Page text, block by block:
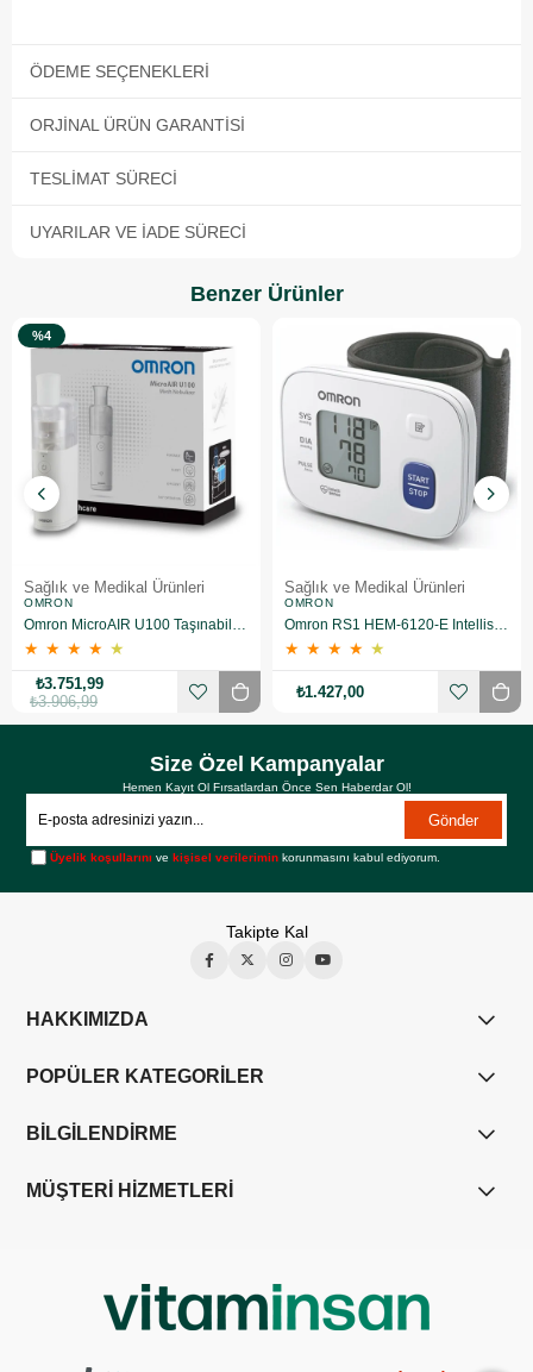
ÖDEME SEÇENEKLERI
ORJINAL ÜRÜN GARANTISI
TESLIMAT SÜRECI
UYARILAR VE İADE SÜRECI
Benzer Ürünler
Sağlık ve Medikal Ürünleri
OMRON
Omron MicroAIR U100 Taşınabilir Nebulizatör
★ ★ ★ ★ ★
%4
₺3.751,99
₺3.906,99
Sağlık ve Medikal Ürünleri
OMRON
Omron RS1 HEM-6120-E Intellisense Bilekten Dijital Tansiyon Aleti
★ ★ ★ ★ ★
₺1.427,00
Size Özel Kampanyalar
Hemen Kayıt Ol Fırsatlardan Önce Sen Haberdar Ol!
Gönder
Üyelik koşullarını vekişisel verilerimin korunmasını kabul ediyorum.
Takipte Kal
HAKKIMIZDA
POPÜLER KATEGORİLER
BİLGİLENDİRME
MÜŞTERİ HİZMETLERİ